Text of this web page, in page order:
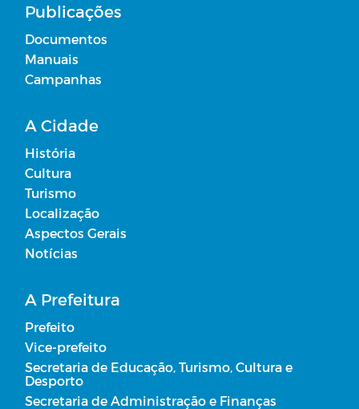
Publicações
Documentos
Manuais
Campanhas
A Cidade
História
Cultura
Turismo
Localização
Aspectos Gerais
Notícias
A Prefeitura
Prefeito
Vice-prefeito
Secretaria de Educação, Turismo, Cultura e
Desporto
Secretaria de Administração e Finanças